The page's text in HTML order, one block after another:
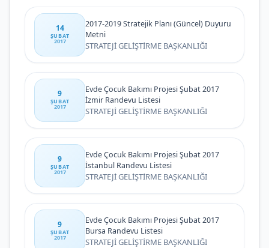
14
ŞUBAT
2017
2017-2019 Stratejik Planı (Güncel) Duyuru
Metni
STRATEJİ GELİŞTİRME BAŞKANLIĞI
9
ŞUBAT
2017
Evde Çocuk Bakımı Projesi Şubat 2017
İzmir Randevu Listesi
STRATEJİ GELİŞTİRME BAŞKANLIĞI
9
ŞUBAT
2017
Evde Çocuk Bakımı Projesi Şubat 2017
İstanbul Randevu Listesi
STRATEJİ GELİŞTİRME BAŞKANLIĞI
9
ŞUBAT
2017
Evde Çocuk Bakımı Projesi Şubat 2017
Bursa Randevu Listesi
STRATEJİ GELİŞTİRME BAŞKANLIĞI